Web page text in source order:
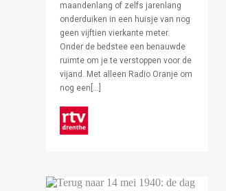
maandenlang of zelfs jarenlang
onderduiken in een huisje van nog
geen vijftien vierkante meter.
Onder de bedstee een benauwde
ruimte om je te verstoppen voor de
vijand. Met alleen Radio Oranje om
nog een[…]